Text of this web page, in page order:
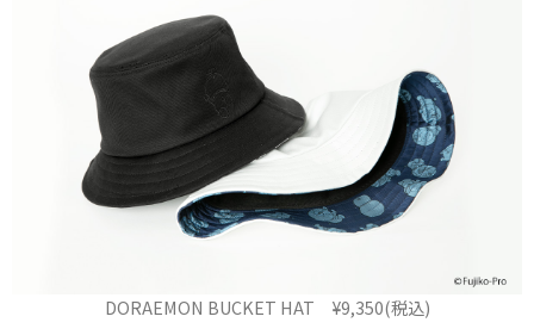
DORAEMON BUCKET HAT ¥9,350(税込)